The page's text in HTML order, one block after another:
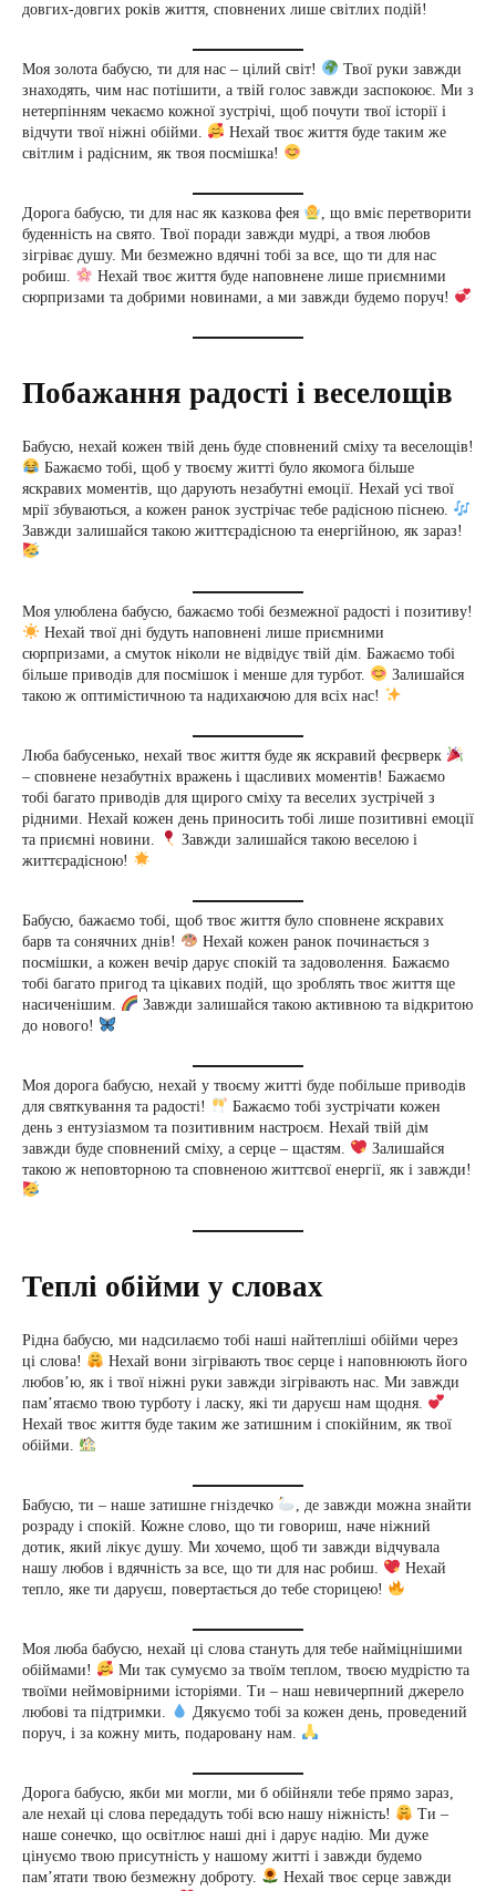
довгих-довгих років життя, сповнених лише світлих подій!
Моя золота бабусю, ти для нас – цілий світ!
Твої руки завжди
знаходять, чим нас потішити, а твій голос завжди заспокоює. Ми з
нетерпінням чекаємо кожної зустрічі, щоб почути твої історії і
відчути твої ніжні обійми.
Нехай твоє життя буде таким же
світлим і радісним, як твоя посмішка!
Дорога бабусю, ти для нас як казкова фея
, що вміє перетворити
буденність на свято. Твої поради завжди мудрі, а твоя любов
зігріває душу. Ми безмежно вдячні тобі за все, що ти для нас
робиш.
Нехай твоє життя буде наповнене лише приємними
сюрпризами та добрими новинами, а ми завжди будемо поруч!
Побажання радості і веселощів
Бабусю, нехай кожен твій день буде сповнений сміху та веселощів!
Бажаємо тобі, щоб у твоєму житті було якомога більше
яскравих моментів, що дарують незабутні емоції. Нехай усі твої
мрії збуваються, а кожен ранок зустрічає тебе радісною піснею.
Завжди залишайся такою життєрадісною та енергійною, як зараз!
Моя улюблена бабусю, бажаємо тобі безмежної радості і позитиву!
Нехай твої дні будуть наповнені лише приємними
сюрпризами, а смуток ніколи не відвідує твій дім. Бажаємо тобі
більше приводів для посмішок і менше для турбот.
Залишайся
такою ж оптимістичною та надихаючою для всіх нас!
Люба бабусенько, нехай твоє життя буде як яскравий феєрверк
– сповнене незабутніх вражень і щасливих моментів! Бажаємо
тобі багато приводів для щирого сміху та веселих зустрічей з
рідними. Нехай кожен день приносить тобі лише позитивні емоції
та приємні новини.
Завжди залишайся такою веселою і
життєрадісною!
Бабусю, бажаємо тобі, щоб твоє життя було сповнене яскравих
барв та сонячних днів!
Нехай кожен ранок починається з
посмішки, а кожен вечір дарує спокій та задоволення. Бажаємо
тобі багато пригод та цікавих подій, що зроблять твоє життя ще
насиченішим.
Завжди залишайся такою активною та відкритою
до нового!
Моя дорога бабусю, нехай у твоєму житті буде побільше приводів
для святкування та радості!
Бажаємо тобі зустрічати кожен
день з ентузіазмом та позитивним настроєм. Нехай твій дім
завжди буде сповнений сміху, а серце – щастям.
Залишайся
такою ж неповторною та сповненою життєвої енергії, як і завжди!
Теплі обійми у словах
Рідна бабусю, ми надсилаємо тобі наші найтепліші обійми через
ці слова!
Нехай вони зігрівають твоє серце і наповнюють його
любов’ю, як і твої ніжні руки завжди зігрівають нас. Ми завжди
пам’ятаємо твою турботу і ласку, які ти даруєш нам щодня.
Нехай твоє життя буде таким же затишним і спокійним, як твої
обійми.
Бабусю, ти – наше затишне гніздечко
, де завжди можна знайти
розраду і спокій. Кожне слово, що ти говориш, наче ніжний
дотик, який лікує душу. Ми хочемо, щоб ти завжди відчувала
нашу любов і вдячність за все, що ти для нас робиш.
Нехай
тепло, яке ти даруєш, повертається до тебе сторицею!
Моя люба бабусю, нехай ці слова стануть для тебе найміцнішими
обіймами!
Ми так сумуємо за твоїм теплом, твоєю мудрістю та
твоїми неймовірними історіями. Ти – наш невичерпний джерело
любові та підтримки.
Дякуємо тобі за кожен день, проведений
поруч, і за кожну мить, подаровану нам.
Дорога бабусю, якби ми могли, ми б обійняли тебе прямо зараз,
але нехай ці слова передадуть тобі всю нашу ніжність!
Ти –
наше сонечко, що освітлює наші дні і дарує надію. Ми дуже
цінуємо твою присутність у нашому житті і завжди будемо
пам’ятати твою безмежну доброту.
Нехай твоє серце завжди